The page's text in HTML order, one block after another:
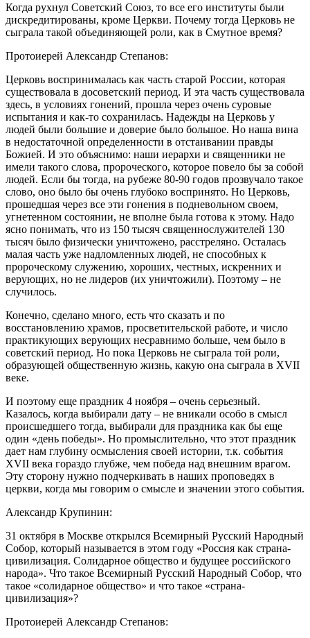
Когда рухнул Советский Союз, то все его институты были
дискредитированы, кроме Церкви. Почему тогда Церковь не
сыграла такой объединяющей роли, как в Смутное время?
Протоиерей Александр Степанов:
Церковь воспринималась как часть старой России, которая
существовала в досоветский период. И эта часть существовала
здесь, в условиях гонений, прошла через очень суровые
испытания и как-то сохранилась. Надежды на Церковь у
людей были большие и доверие было большое. Но наша вина
в недостаточной определенности в отстаивании правды
Божией. И это объяснимо: наши иерархи и священники не
имели такого слова, пророческого, которое повело бы за собой
людей. Если бы тогда, на рубеже 80-90 годов прозвучало такое
слово, оно было бы очень глубоко воспринято. Но Церковь,
прошедшая через все эти гонения в подневольном своем,
угнетенном состоянии, не вполне была готова к этому. Надо
ясно понимать, что из 150 тысяч священнослужителей 130
тысяч было физически уничтожено, расстреляно. Осталась
малая часть уже надломленных людей, не способных к
пророческому служению, хороших, честных, искренних и
верующих, но не лидеров (их уничтожили). Поэтому – не
случилось.
Конечно, сделано много, есть что сказать и по
восстановлению храмов, просветительской работе, и число
практикующих верующих несравнимо больше, чем было в
советский период. Но пока Церковь не сыграла той роли,
образующей общественную жизнь, какую она сыграла в XVII
веке.
И поэтому еще праздник 4 ноября – очень серьезный.
Казалось, когда выбирали дату – не вникали особо в смысл
происшедшего тогда, выбирали для праздника как бы еще
один «день победы». Но промыслительно, что этот праздник
дает нам глубину осмысления своей истории, т.к. события
XVII века гораздо глубже, чем победа над внешним врагом.
Эту сторону нужно подчеркивать в наших проповедях в
церкви, когда мы говорим о смысле и значении этого события.
Александр Крупинин:
31 октября в Москве открылся Всемирный Русский Народный
Собор, который называется в этом году «Россия как страна-
цивилизация. Солидарное общество и будущее российского
народа». Что такое Всемирный Русский Народный Собор, что
такое «солидарное общество» и что такое «страна-
цивилизация»?
Протоиерей Александр Степанов: